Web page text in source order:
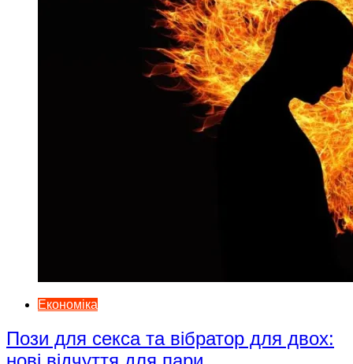
Економіка
Пози для секса та вібратор для двох: